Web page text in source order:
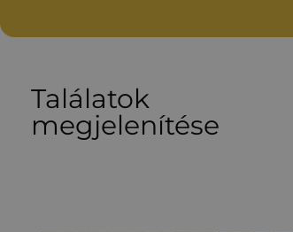
Találatok
megjelenítése